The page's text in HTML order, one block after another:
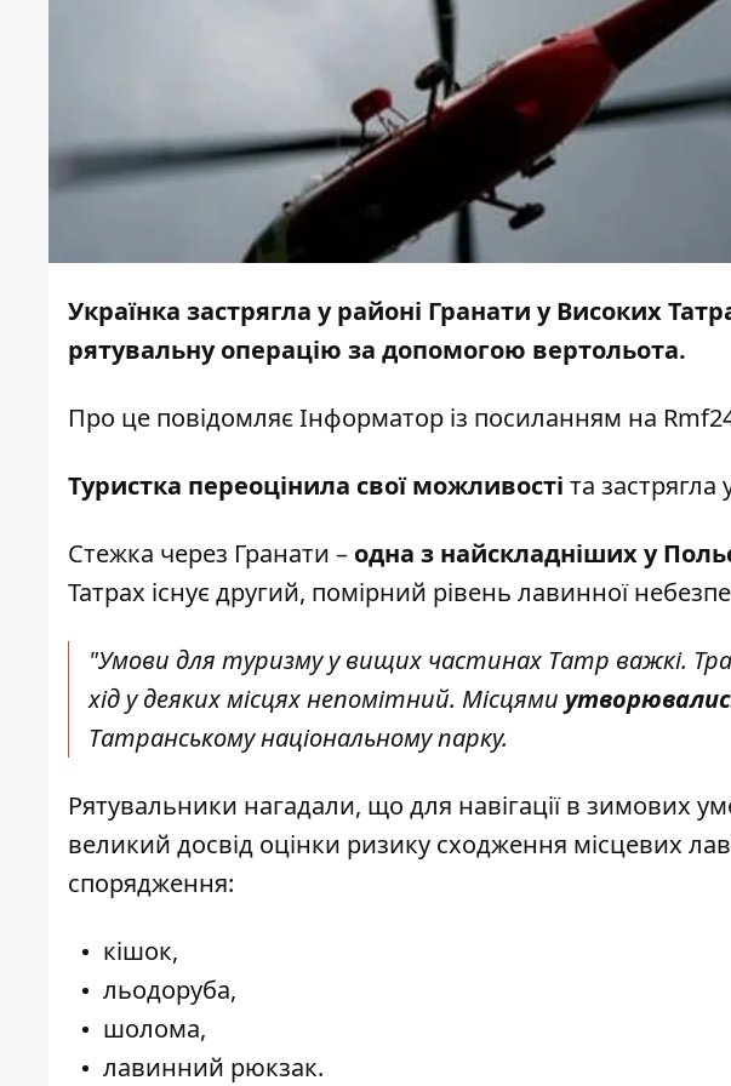
Українка застрягла у районі Гранати у Високих
рятувальну операцію за допомогою вертольота.
Про це повідомляє Інформатор із посиланням на
Туристка переоцінила свої можливості та застрягла
Стежка через Гранати – одна з найскладніших у
Татрах існує другий, помірний рівень лавинної
"Умови для туризму у вищих частинах Татр важкі.
хід у деяких місцях непомітний. Місцями
Татранському національному парку.
Рятувальники нагадали, що для навігації в зимових
великий досвід оцінки ризику сходження місцевих
спорядження:
кішок,
льодоруба,
шолома,
лавинний рюкзак.